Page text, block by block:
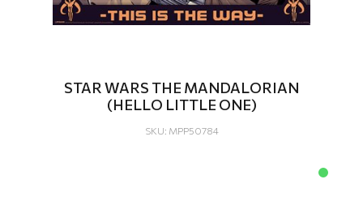
STAR WARS THE MANDALORIAN
(HELLO LITTLE ONE)
SKU: MPP50784